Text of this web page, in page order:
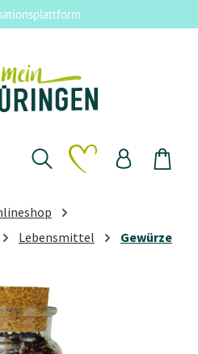
Du hast 0 Produkte
Lebensmittel Gewürze